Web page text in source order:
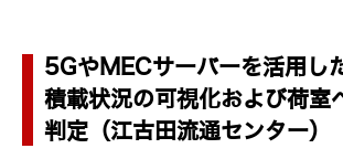
5GやMECサーバーを活用し
積載状況の可視化および荷室
判定（江古田流通センター）